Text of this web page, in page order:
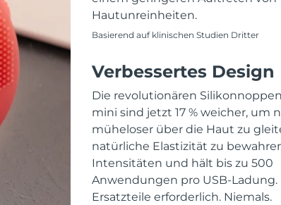
Hautunreinheiten.
Basierend auf klinischen Studien Dritter
Verbessertes Design
Die revolutionären
mini sind jetzt 17 % weicher, um
müheloser über die Haut zu
natürliche Elastizität zu
Intensitäten und hält bis zu 500
Anwendungen pro USB-Ladung.
Ersatzteile erforderlich. Niemals.